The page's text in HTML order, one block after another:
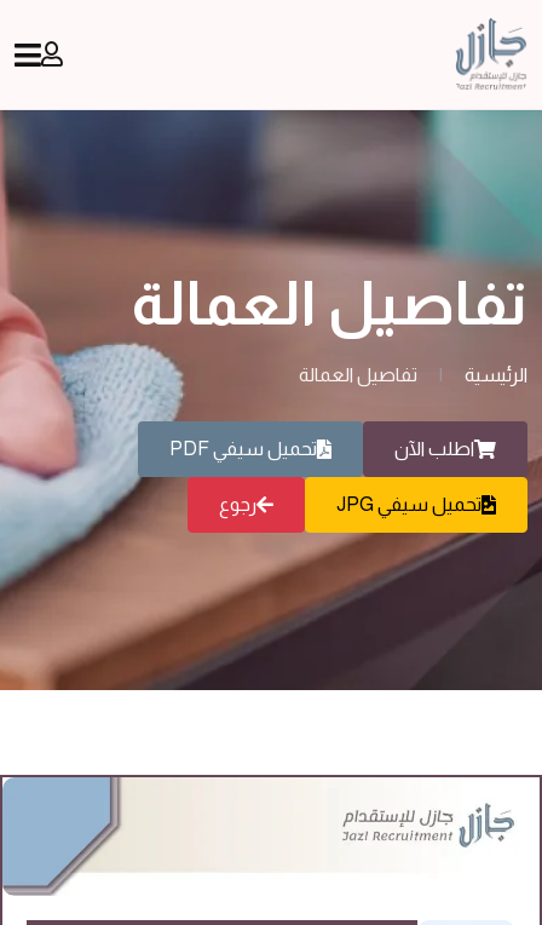
تفاصيل العمالة
الرئيسية | تفاصيل العمالة
اطلب الآن تحميل سيفي PDF
تحميل سيفي JPG رجوع